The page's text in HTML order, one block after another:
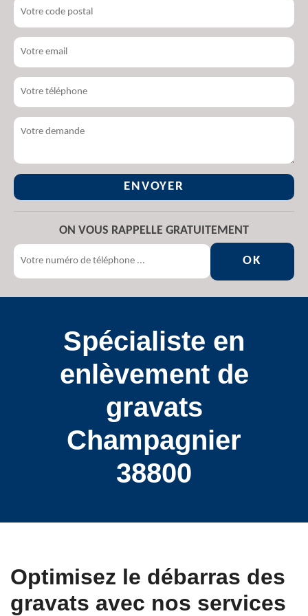
ON VOUS RAPPELLE GRATUITEMENT
Spécialiste en
enlèvement de
gravats
Champagnier
38800
Optimisez le débarras des
gravats avec nos services